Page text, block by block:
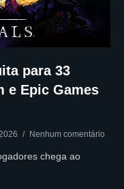
para 33
e Epic Games
Nenhum comentário
chega ao